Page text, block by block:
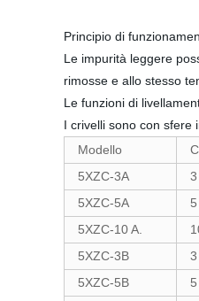
Principio di
Le impurità leggere
rimosse e allo stesso
Le funzioni di
I crivelli sono con sfere
Modello
5XZC-3A
3
5XZC-5A 5
5XZC-10 A.
5XZC-3B
3
5XZC-5B
5